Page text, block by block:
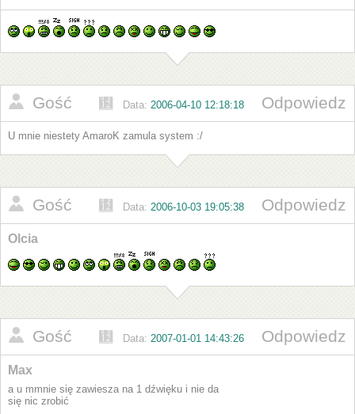
Gość Data: 2006-04-10 12:18:18 Odpowiedz
U mnie niestety AmaroK zamula system :/
Gość Data: 2006-10-03 19:05:38 Odpowiedz
Olcia
Gość Data: 2007-01-01 14:43:26 Odpowiedz
Max
a u mmnie się zawiesza na 1 dźwięku i nie da
się nic zrobić